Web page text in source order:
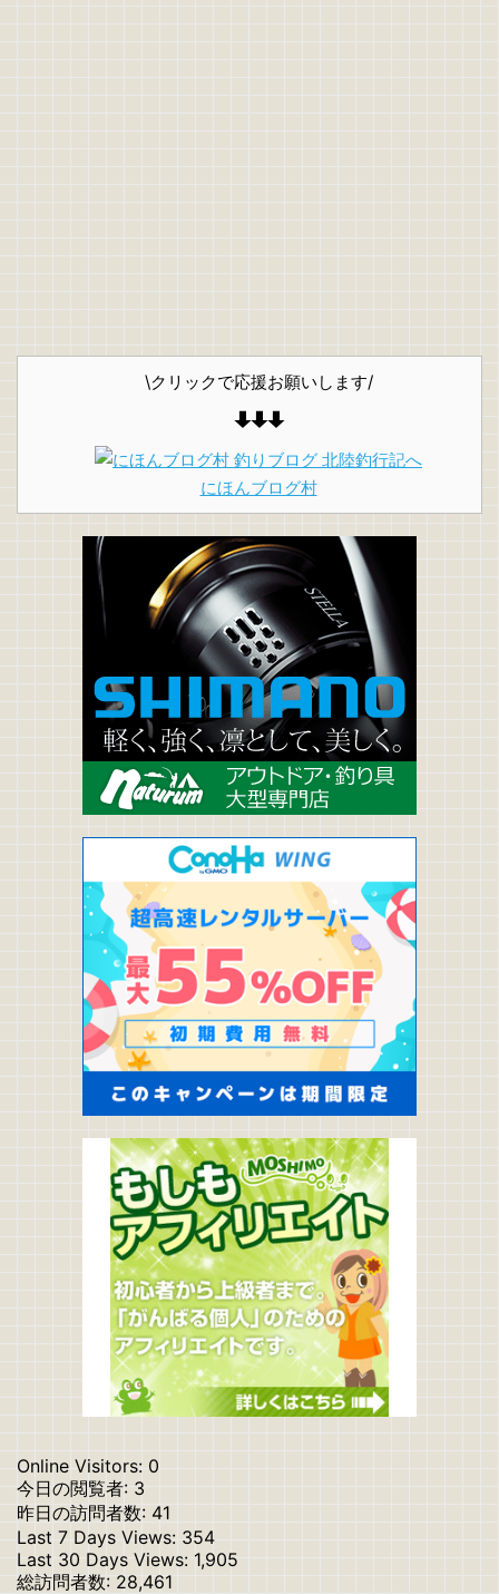
\クリックで応援お願いします/
にほんブログ村
Online Visitors: 0
今日の閲覧者: 3
昨日の訪問者数: 41
Last 7 Days Views: 354
Last 30 Days Views: 1,905
総訪問者数: 28,461